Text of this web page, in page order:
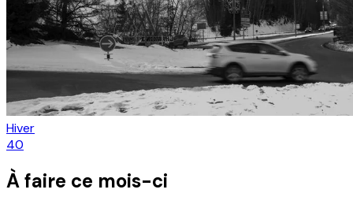
Hiver
40
À faire ce mois-ci